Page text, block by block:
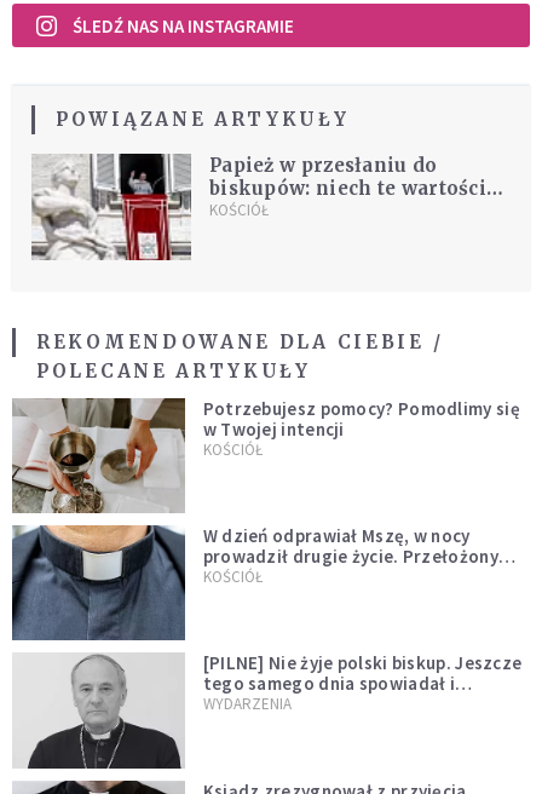
ŚLEDŹ NAS NA INSTAGRAMIE
POWIĄZANE ARTYKUŁY
Papież w przesłaniu do
biskupów: niech te wartości
was podtrzymują
KOŚCIÓŁ
REKOMENDOWANE DLA CIEBIE /
POLECANE ARTYKUŁY
Potrzebujesz pomocy? Pomodlimy się
w Twojej intencji
KOŚCIÓŁ
W dzień odprawiał Mszę, w nocy
prowadził drugie życie. Przełożony
kazał mu opuścić zakon
KOŚCIÓŁ
[PILNE] Nie żyje polski biskup. Jeszcze
tego samego dnia spowiadał i
sprawował Mszę świętą
WYDARZENIA